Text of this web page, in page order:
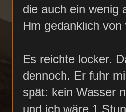
die auch ein wenig
Hm gedanklich
Es reichte locker.
dennoch. Er fuhr
spät: kein Wasser
und ich wäre 1